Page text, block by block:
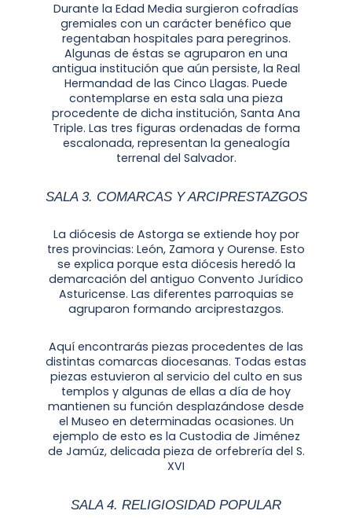
Durante la Edad Media surgieron cofradías
gremiales con un carácter benéfico que
regentaban hospitales para peregrinos.
Algunas de éstas se agruparon en una
antigua institución que aún persiste, la Real
Hermandad de las Cinco Llagas. Puede
contemplarse en esta sala una pieza
procedente de dicha institución, Santa Ana
Triple. Las tres figuras ordenadas de forma
escalonada, representan la genealogía
terrenal del Salvador.
SALA 3. COMARCAS Y ARCIPRESTAZGOS
La diócesis de Astorga se extiende hoy por
tres provincias: León, Zamora y Ourense. Esto
se explica porque esta diócesis heredó la
demarcación del antiguo Convento Jurídico
Asturicense. Las diferentes parroquias se
agruparon formando arciprestazgos.
Aquí encontrarás piezas procedentes de las
distintas comarcas diocesanas. Todas estas
piezas estuvieron al servicio del culto en sus
templos y algunas de ellas a día de hoy
mantienen su función desplazándose desde
el Museo en determinadas ocasiones. Un
ejemplo de esto es la Custodia de Jiménez
de Jamúz, delicada pieza de orfebrería del S.
XVI
SALA 4. RELIGIOSIDAD POPULAR